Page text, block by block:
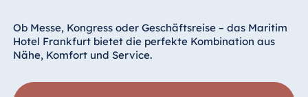
Ob Messe, Kongress oder Geschäftsreise – das Maritim
Hotel Frankfurt bietet die perfekte Kombination aus
Nähe, Komfort und Service.